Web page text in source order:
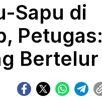
Sapu di
Petugas:
Bertelur